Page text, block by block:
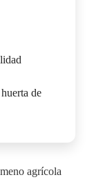
de
agrícola